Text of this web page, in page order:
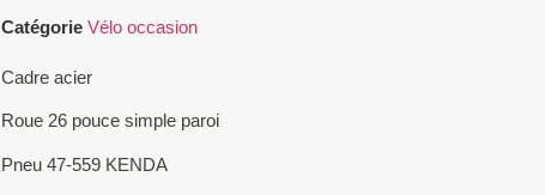
Catégorie Vélo occasion
Cadre acier
Roue 26 pouce simple paroi
Pneu 47-559 KENDA